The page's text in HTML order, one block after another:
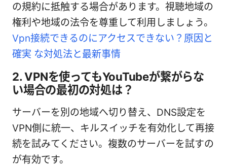
の規約に抵触する場合があります。視聴地域の
権利や地域の法令を尊重して利用しましょう。
Vpn接続できるのにアクセスできない？原因と
確実 な対処法と最新事情
2. VPNを使ってもYouTubeが繋がらな
い場合の最初の対処は？
サーバーを別の地域へ切り替え、DNS設定を
VPN側に統一、キルスイッチを有効化して再接
続を試みてください。複数のサーバーを試すの
が有効です。